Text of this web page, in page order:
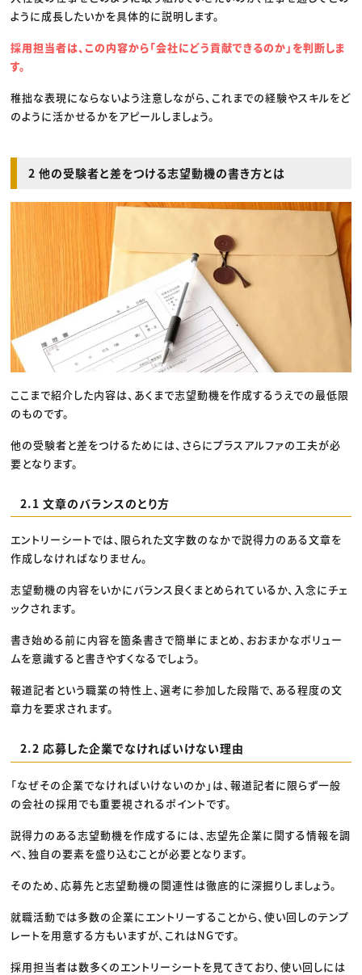
ように成長したいかを具体的に説明します。
採用担当者は、この内容から「会社にどう貢献できるのか」を判断しま
す。
稚拙な表現にならないよう注意しながら、これまでの経験やスキルをど
のように活かせるかをアピールしましょう。
2 他の受験者と差をつける志望動機の書き方とは
ここまで紹介した内容は、あくまで志望動機を作成するうえでの最低限
のものです。
他の受験者と差をつけるためには、さらにプラスアルファの工夫が必
要となります。
2.1 文章のバランスのとり方
エントリーシートでは、限られた文字数のなかで説得力のある文章を
作成しなければなりません。
志望動機の内容をいかにバランス良くまとめられているか、入念にチェ
ックされます。
書き始める前に内容を箇条書きで簡単にまとめ、おおまかなボリュー
ムを意識すると書きやすくなるでしょう。
報道記者という職業の特性上、選考に参加した段階で、ある程度の文
章力を要求されます。
2.2 応募した企業でなければいけない理由
「なぜその企業でなければいけないのか」は、報道記者に限らず一般
の会社の採用でも重要視されるポイントです。
説得力のある志望動機を作成するには、志望先企業に関する情報を調
べ、独自の要素を盛り込むことが必要となります。
そのため、応募先と志望動機の関連性は徹底的に深掘りしましょう。
就職活動では多数の企業にエントリーすることから、使い回しのテンプ
レートを用意する方もいますが、これはNGです。
採用担当者は数多くのエントリーシートを見てきており、使い回しには